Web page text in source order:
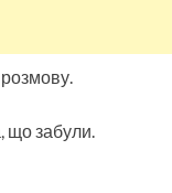
що забули.